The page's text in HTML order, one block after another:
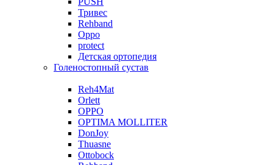
Тривес
Rehband
Oppo
protect
Детская ортопедия
Голеностопный сустав
Reh4Mat
Orlett
OPPO
OPTIMA MOLLITER
DonJoy
Thuasne
Ottobock